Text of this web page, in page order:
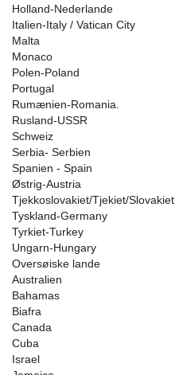
Holland-Nederlande
Italien-Italy / Vatican City
Malta
Monaco
Polen-Poland
Portugal
Rumænien-Romania.
Rusland-USSR
Schweiz
Serbia- Serbien
Spanien - Spain
Østrig-Austria
Tjekkoslovakiet/Tjekiet/Slovakiet
Tyskland-Germany
Tyrkiet-Turkey
Ungarn-Hungary
Oversøiske lande
Australien
Bahamas
Biafra
Canada
Cuba
Israel